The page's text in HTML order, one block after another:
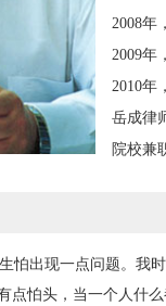
2008年
2009年
2010年
岳成律
院校兼
出现一点问题。我
点怕头，当一个人什